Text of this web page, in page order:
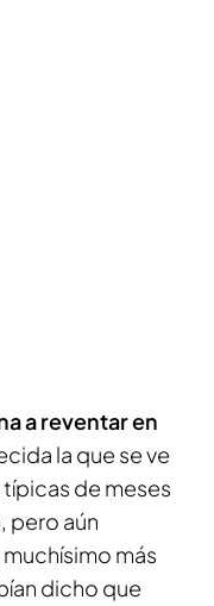
a reventar en
la que se ve
de meses
pero aún
más
dicho que